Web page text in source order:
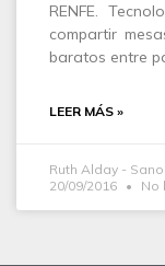
RENFE.
compartir
baratos entre
LEER MÁS »
Ruth Alday -
20/09/2016
No